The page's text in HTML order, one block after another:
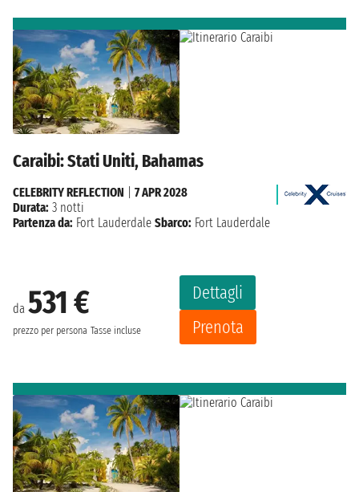
Caraibi: Stati Uniti, Bahamas
da 531 €
prezzo per persona Tasse incluse
Dettagli
Prenota
CELEBRITY REFLECTION
7 APR 2028
Durata: 3 notti
Partenza da: Fort Lauderdale Sbarco: Fort Lauderdale